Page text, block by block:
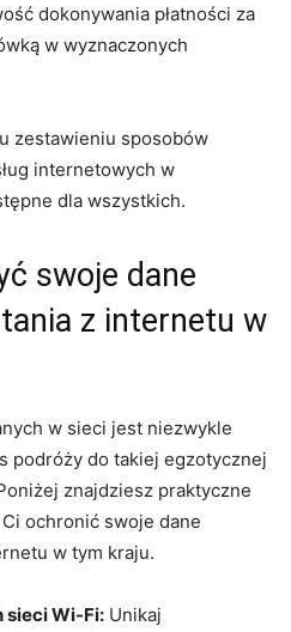
dokonywania płatności za
w wyznaczonych
zestawieniu sposobów
internetowych w
dla wszystkich.
swoje dane
z internetu w
w sieci jest niezwykle
podróży do takiej egzotycznej
znajdziesz praktyczne
ochronić swoje dane
w tym kraju.
sieci Wi-Fi: Unikaj